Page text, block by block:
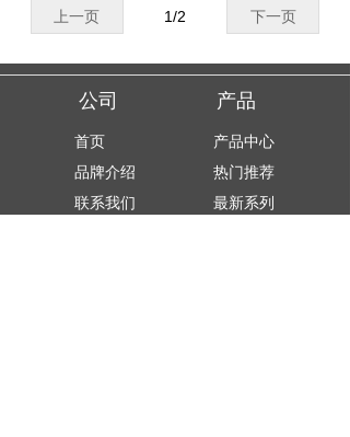
上一页 下一页
1/2
公司 产品
首页
品牌介绍
联系我们
产品中心
热门推荐
最新系列